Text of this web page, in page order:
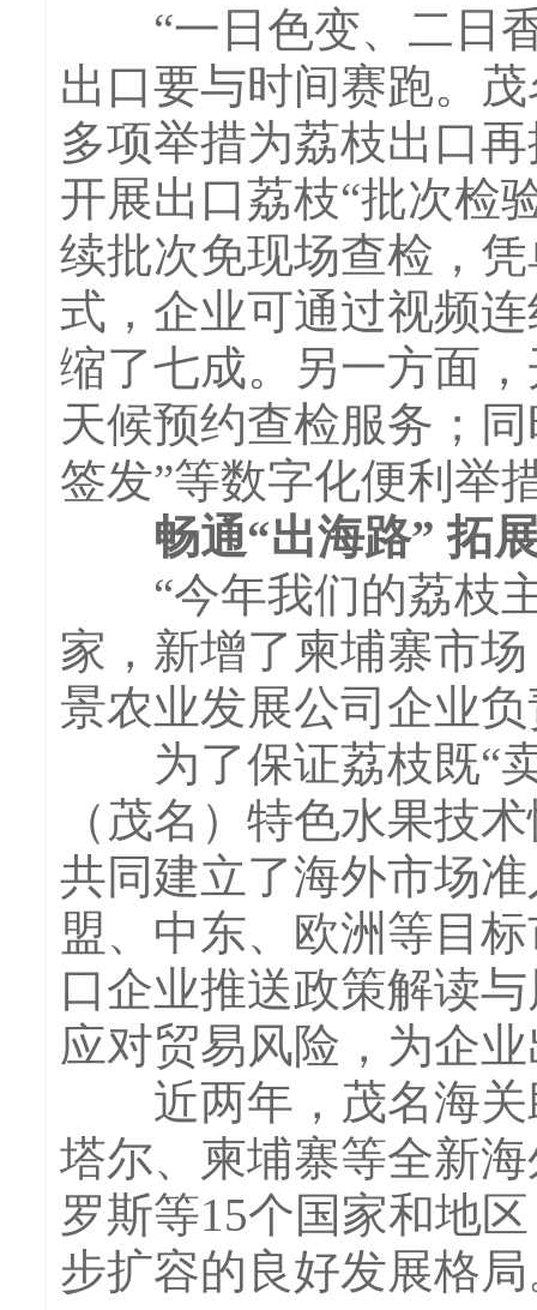
“一日色变、二日香
出口要与时间赛跑。
多项举措为荔枝出口
开展出口荔枝“批次检
续批次免现场查检，
式，企业可通过视频
缩了七成。另一方面
天候预约查检服务；
签发”等数字化便利举
畅通“出海路” 拓展
“今年我们的荔枝主
家，新增了柬埔寨市
景农业发展公司企业
为了保证荔枝既“卖
（茂名）特色水果技
共同建立了海外市场
盟、中东、欧洲等目
口企业推送政策解读
应对贸易风险，为企
近两年，茂名海关
塔尔、柬埔寨等全新
罗斯等15个国家和地
步扩容的良好发展格